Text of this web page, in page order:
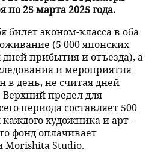
по 25 марта 2025 года.
билет эконом-класса в оба
(5 000 японских
прибытия и отъезда), а
и мероприятия
в день, не считая дней
предел для
периода составляет 500
художника и арт-
фонд оплачивает
Morishita Studio.